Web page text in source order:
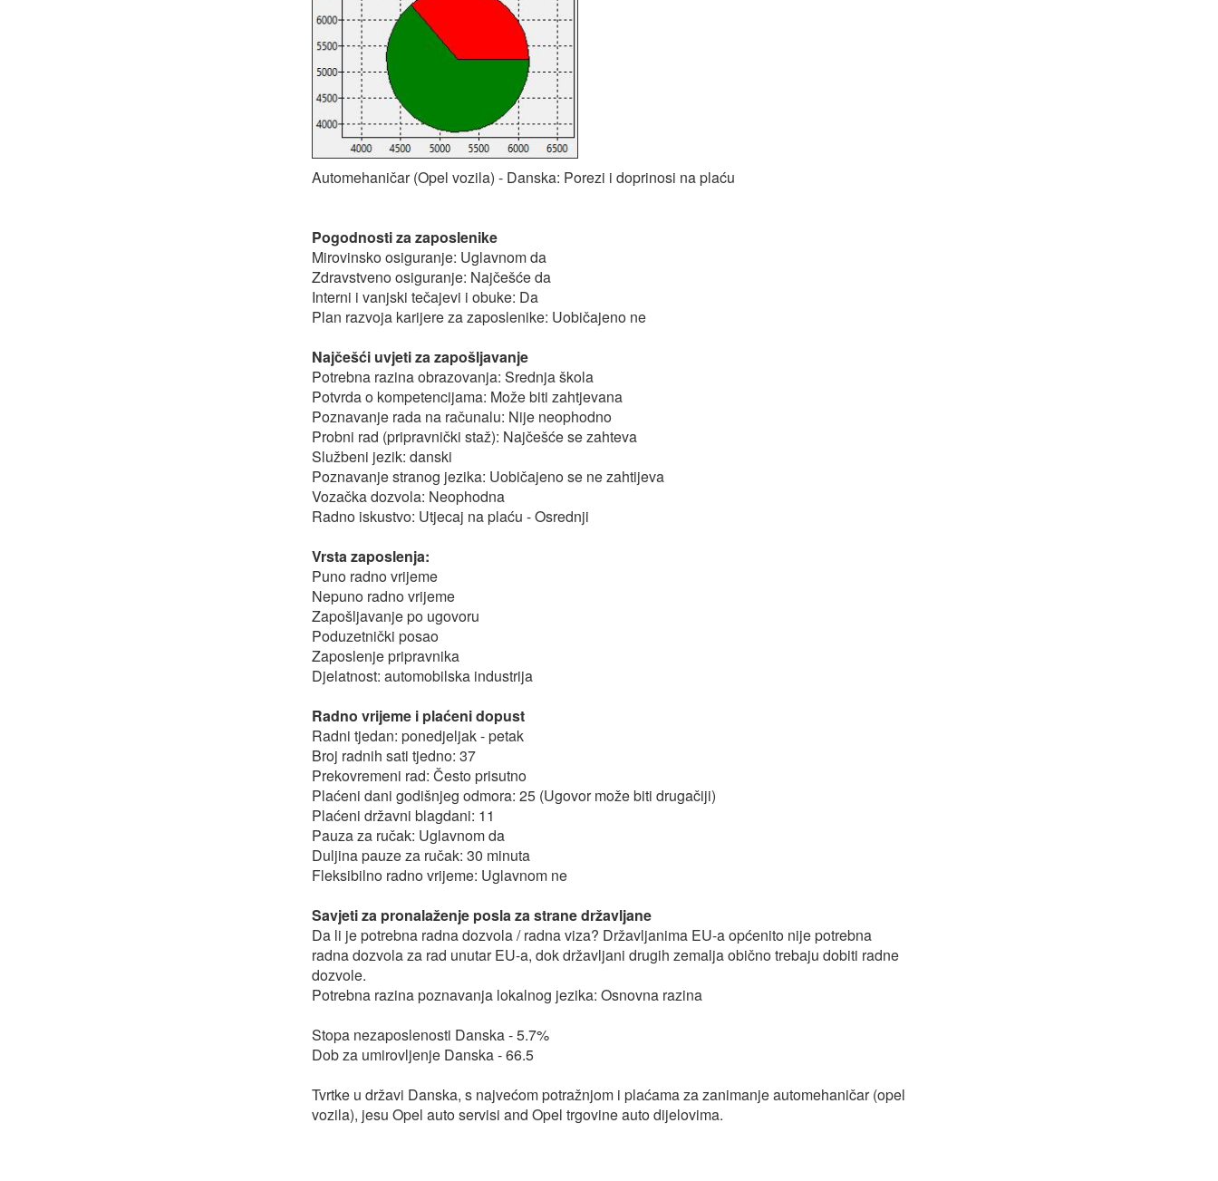
Automehaničar (Opel vozila) - Danska: Porezi i doprinosi na plaću
Pogodnosti za zaposlenike
Mirovinsko osiguranje: Uglavnom da
Zdravstveno osiguranje: Najčešće da
Interni i vanjski tečajevi i obuke: Da
Plan razvoja karijere za zaposlenike: Uobičajeno ne
Najčešći uvjeti za zapošljavanje
Potrebna razina obrazovanja: Srednja škola
Potvrda o kompetencijama: Može biti zahtjevana
Poznavanje rada na računalu: Nije neophodno
Probni rad (pripravnički staž): Najčešće se zahteva
Službeni jezik: danski
Poznavanje stranog jezika: Uobičajeno se ne zahtijeva
Vozačka dozvola: Neophodna
Radno iskustvo: Utjecaj na plaću - Osrednji
Vrsta zaposlenja:
Puno radno vrijeme
Nepuno radno vrijeme
Zapošljavanje po ugovoru
Poduzetnički posao
Zaposlenje pripravnika
Djelatnost: automobilska industrija
Radno vrijeme i plaćeni dopust
Radni tjedan: ponedjeljak - petak
Broj radnih sati tjedno: 37
Prekovremeni rad: Često prisutno
Plaćeni dani godišnjeg odmora: 25 (Ugovor može biti drugačiji)
Plaćeni državni blagdani: 11
Pauza za ručak: Uglavnom da
Duljina pauze za ručak: 30 minuta
Fleksibilno radno vrijeme: Uglavnom ne
Savjeti za pronalaženje posla za strane državljane
Da li je potrebna radna dozvola / radna viza? Državljanima EU-a općenito nije potrebna
radna dozvola za rad unutar EU-a, dok državljani drugih zemalja obično trebaju dobiti radne
dozvole.
Potrebna razina poznavanja lokalnog jezika: Osnovna razina
Stopa nezaposlenosti Danska - 5.7%
Dob za umirovljenje Danska - 66.5
Tvrtke u državi Danska, s najvećom potražnjom i plaćama za zanimanje automehaničar (opel
vozila), jesu Opel auto servisi and Opel trgovine auto dijelovima.